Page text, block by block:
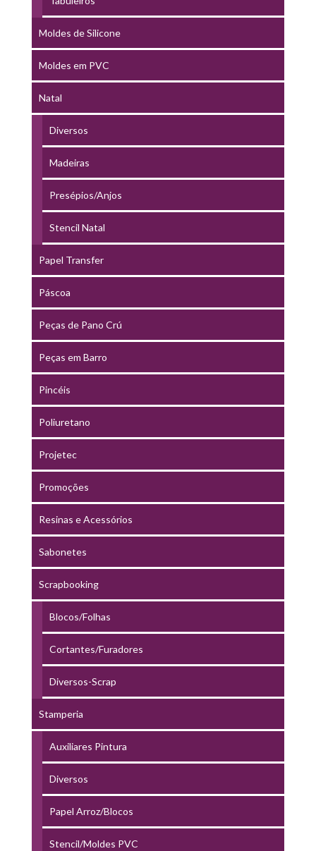
Moldes de Silicone
Moldes em PVC
Natal
Diversos
Madeiras
Presépios/Anjos
Stencil Natal
Papel Transfer
Páscoa
Peças de Pano Crú
Peças em Barro
Pincéis
Poliuretano
Projetec
Promoções
Resinas e Acessórios
Sabonetes
Scrapbooking
Blocos/Folhas
Cortantes/Furadores
Diversos-Scrap
Stamperia
Auxiliares Pintura
Diversos
Papel Arroz/Blocos
Stencil/Moldes PVC